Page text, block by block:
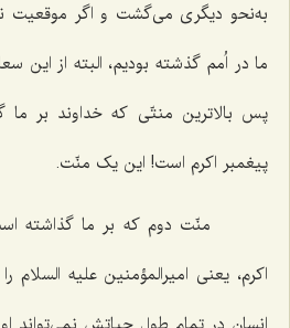
به‌نحو دیگری می‌گشت و اگر موقعیت
ما در اُمم گذشته بودیم، البته از
پس بالاترین منتّی که خداوند بر
پیغمبر اکرم است! این یک منّت.
منّت دوم که بر ما گذاشته
اکرم، یعنی امیرالمؤمنین علیه